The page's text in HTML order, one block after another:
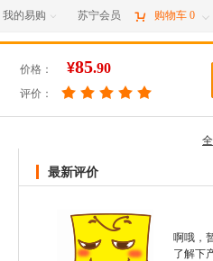
我的易购  苏宁会员  购物车 0 
价格： ¥85.90
评价：
最新评价
啊哦，
了解下